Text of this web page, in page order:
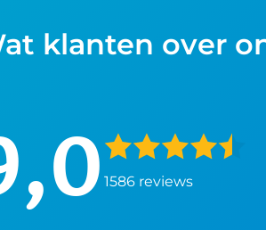
klanten over
1586 reviews